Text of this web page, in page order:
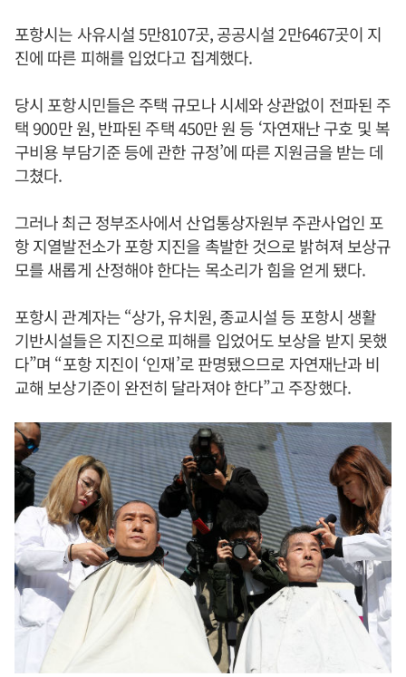
포항시는 사유시설 5만8107곳, 공공시설 2만6467곳이 지
진에 따른 피해를 입었다고 집계했다.
당시 포항시민들은 주택 규모나 시세와 상관없이 전파된 주
택 900만 원, 반파된 주택 450만 원 등 ‘자연재난 구호 및 복
구비용 부담기준 등에 관한 규정’에 따른 지원금을 받는 데
그쳤다.
그러나 최근 정부조사에서 산업통상자원부 주관사업인 포
항 지열발전소가 포항 지진을 촉발한 것으로 밝혀져 보상규
모를 새롭게 산정해야 한다는 목소리가 힘을 얻게 됐다.
포항시 관계자는 “상가, 유치원, 종교시설 등 포항시 생활
기반시설들은 지진으로 피해를 입었어도 보상을 받지 못했
다”며 “포항 지진이 ‘인재’로 판명됐으므로 자연재난과 비
교해 보상기준이 완전히 달라져야 한다”고 주장했다.